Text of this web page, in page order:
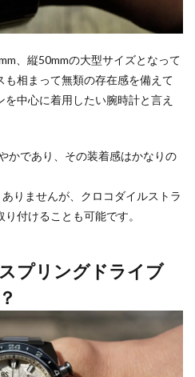
、縦50mmの大型サイズとなって
相まって無類の存在感を備えて
中心に着用したい腕時計と言え
かであり、その装着感はかなりの
りませんが、クロコダイルストラ
付けることも可能です。
プリングドライブ